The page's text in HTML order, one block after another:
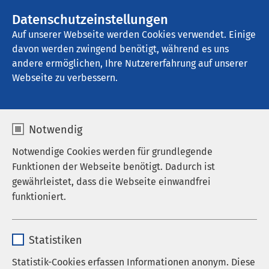
Datenschutzeinstellungen
Auf unserer Webseite werden Cookies verwendet. Einige
davon werden zwingend benötigt, während es uns
andere ermöglichen, Ihre Nutzererfahrung auf unserer
Webseite zu verbessern.
Notwendig
Notwendige Cookies werden für grundlegende
Funktionen der Webseite benötigt. Dadurch ist
gewährleistet, dass die Webseite einwandfrei
funktioniert.
Anbieter sgalinski
Statistiken
Statistik-Cookies erfassen Informationen anonym. Diese
AMEOS Klinikum Haldensleben
Erwachsenenpsychiatrie